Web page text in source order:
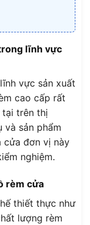
lĩnh vực
vực sản xuất
cao cấp rất
tại trên thị
sản phẩm
cửa đơn vị này
nghiệm.
rèm cửa
thiết thực như
lượng rèm